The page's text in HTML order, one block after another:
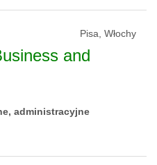
Pisa, Włochy
and
administracyjne